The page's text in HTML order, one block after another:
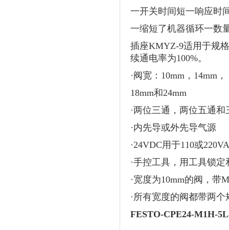
一开关时间短一响应时
一缩短了机器循环一数
插座KMYZ-9适用于规
续通电率为100%。
·阀宽：10mm，14mm，
18mm和24mm
·两位三通，两位五通
·内先导或外先导气源
·24VDC用于110或
·手控工具，用工具锁定
·宽度为10mm的阀，带
·所有宽度的阀都带两
FESTO-CPE24-M1H-